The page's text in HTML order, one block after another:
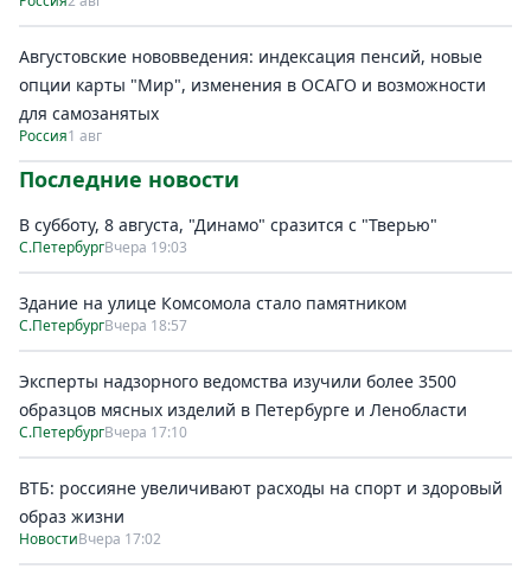
Августовские нововведения: индексация пенсий, новые
опции карты "Мир", изменения в ОСАГО и возможности
для самозанятых
Россия1 авг
Последние новости
В субботу, 8 августа, "Динамо" сразится с "Тверью"
С.ПетербургВчера 19:03
Здание на улице Комсомола стало памятником
С.ПетербургВчера 18:57
Эксперты надзорного ведомства изучили более 3500
образцов мясных изделий в Петербурге и Ленобласти
С.ПетербургВчера 17:10
ВТБ: россияне увеличивают расходы на спорт и здоровый
образ жизни
НовостиВчера 17:02